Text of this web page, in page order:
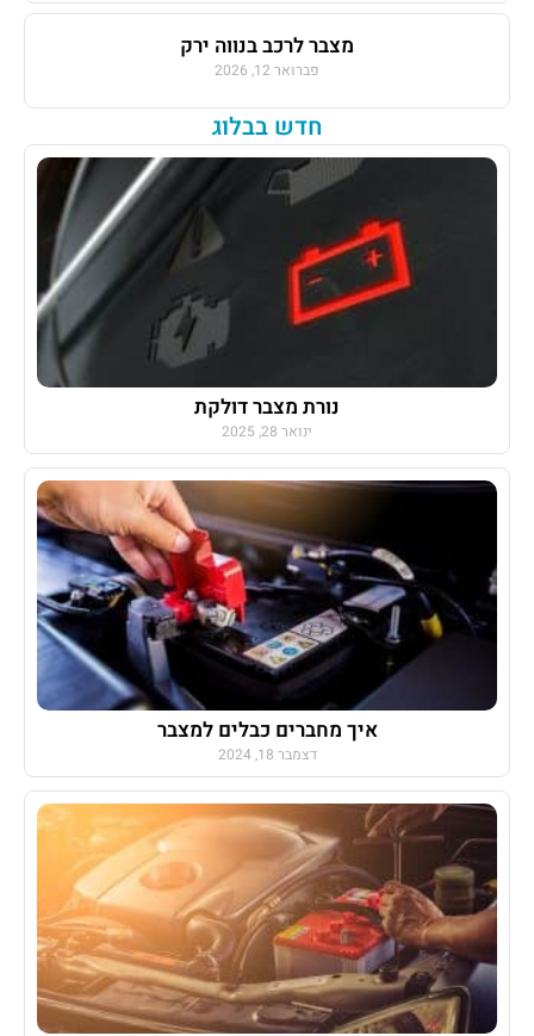
מצבר לרכב בנווה ירק
פברואר 12, 2026
חדש בבלוג
נורת מצבר דולקת
ינואר 28, 2025
איך מחברים כבלים למצבר
דצמבר 18, 2024